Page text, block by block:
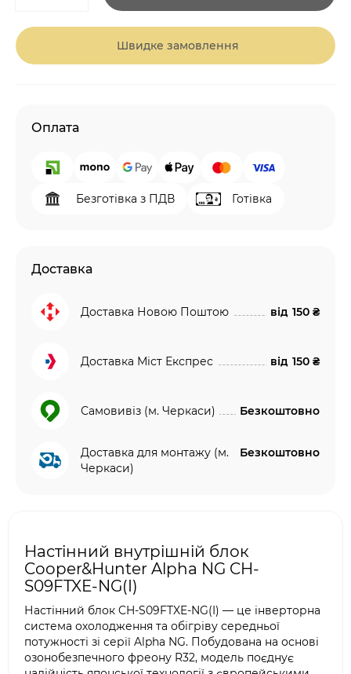
Швидке замовлення
Оплата
Безготівка з ПДВ Готівка
Доставка
Доставка Новою Поштою від 150 ₴
Доставка Міст Експрес від 150 ₴
Самовивіз (м. Черкаси) Безкоштовно
Доставка для монтажу (м.
Черкаси)
Безкоштовно
Настінний внутрішній блок
Cooper&Hunter Alpha NG CH-
S09FTXE-NG(I)
Настінний блок CH-S09FTXE-NG(I) — це інверторна
система охолодження та обігріву середньої
потужності зі серії Alpha NG. Побудована на основі
озонобезпечного фреону R32, модель поєднує